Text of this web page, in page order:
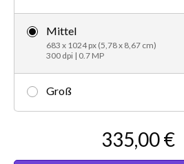
Mittel
683 x 1024 px (5,78 x 8,67 cm)
300 dpi | 0.7 MP
Groß
335,00 €